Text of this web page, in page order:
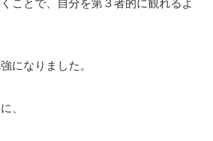
になりました。
、